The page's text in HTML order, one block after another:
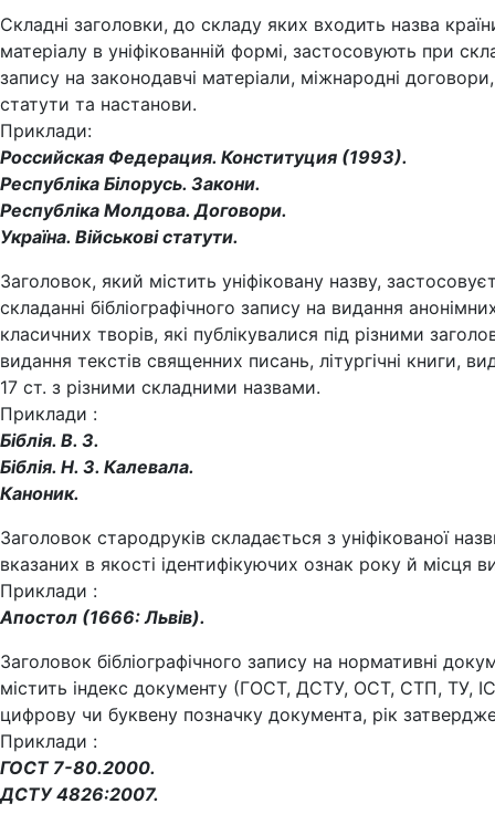
Складні заголовки, до складу яких входить назва
матеріалу в уніфікованній формі, застосовують при
запису на законодавчі матеріали, міжнародні договори,
статути та настанови.
Приклади:
Российская Федерация. Конституция (1993).
Республіка Білорусь. Закони.
Республіка Молдова. Договори.
Україна. Військові статути.
Заголовок, який містить уніфіковану назву,
складанні бібліографічного запису на видання
класичних творів, які публікувалися під різними
видання текстів священних писань, літургічні книги,
17 ст. з різними складними назвами.
Приклади :
Біблія. В. З.
Біблія. Н. З. Калевала.
Каноник.
Заголовок стародруків складається з уніфікованої
вказаних в якості ідентифікуючих ознак року й місця
Приклади :
Апостол (1666: Львів).
Заголовок бібліографічного запису на нормативні
містить індекс документу (ГОСТ, ДСТУ, ОСТ, СТП, ТУ,
цифрову чи буквену позначку документа, рік
Приклади :
ГОСТ 7-80.2000.
ДСТУ 4826:2007.